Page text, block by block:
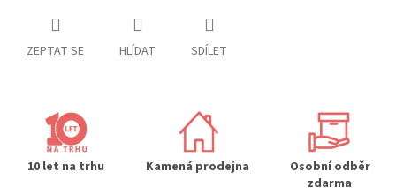
ZEPTAT SE HLÍDAT SDÍLET
10 let na trhu Kamená prodejna
Osobní odběr
zdarma